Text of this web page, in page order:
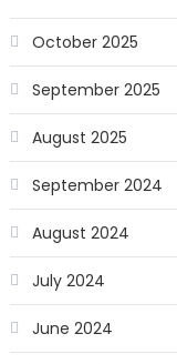
October 2025
September 2025
August 2025
September 2024
August 2024
July 2024
June 2024